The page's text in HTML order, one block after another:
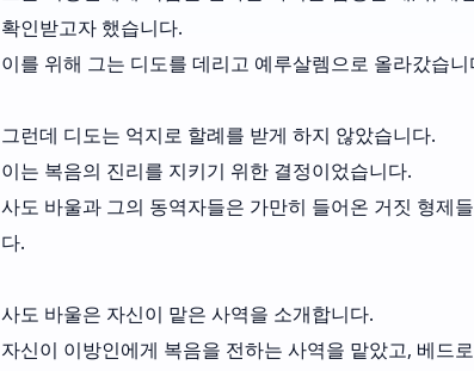
확인받고자 했습니다.
이를 위해 그는 디도를 데리고 예루살렘으로 올라갔습니
그런데 디도는 억지로 할례를 받게 하지 않았습니다.
이는 복음의 진리를 지키기 위한 결정이었습니다.
사도 바울과 그의 동역자들은 가만히 들어온 거짓 형제
다.
사도 바울은 자신이 맡은 사역을 소개합니다.
자신이 이방인에게 복음을 전하는 사역을 맡았고, 베드